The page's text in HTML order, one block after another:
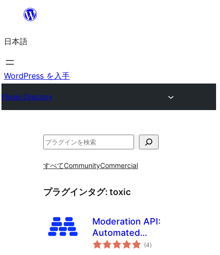
を
ス
キ
プ
日本語
WordPress を入手
Plugin Directory
検
すべてCommunityCommercial
プラグインタグ: toxic
Moderation API:
Automated
Content
(4個
の)